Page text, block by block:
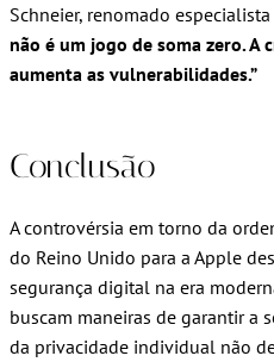
Schneier, renomado
não é um jogo de soma zero. A
aumenta as vulnerabilidades.”
Conclusão
A controvérsia em torno da
do Reino Unido para a Apple
segurança digital na era
buscam maneiras de garantir a
da privacidade individual não